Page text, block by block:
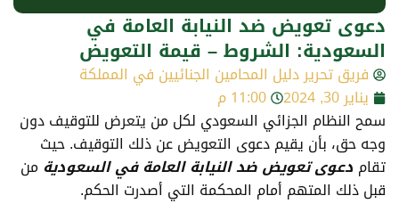
دعوى تعويض ضد النيابة العامة في
السعودية: الشروط – قيمة التعويض
فريق تحرير دليل المحامين الجنائيين في المملكة
يناير 30, 2024
11:00 م
سمح النظام الجزائي السعودي لكل من يتعرض للتوقيف دون
وجه حق، بأن يقيم دعوى التعويض عن ذلك التوقيف.حيث
تقام دعوى تعويض ضد النيابة العامة في السعودية من
قبل ذلك المتهم أمام المحكمة التي أصدرت الحكم.